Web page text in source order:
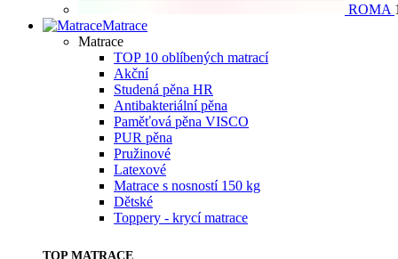
ROMA
Matrace
Matrace
TOP 10 oblíbených matrací
Akční
Studená pěna HR
Antibakteriální pěna
Paměťová pěna VISCO
PUR pěna
Pružinové
Latexové
Matrace s nosností 150 kg
Dětské
Toppery - krycí matrace
TOP MATRACE